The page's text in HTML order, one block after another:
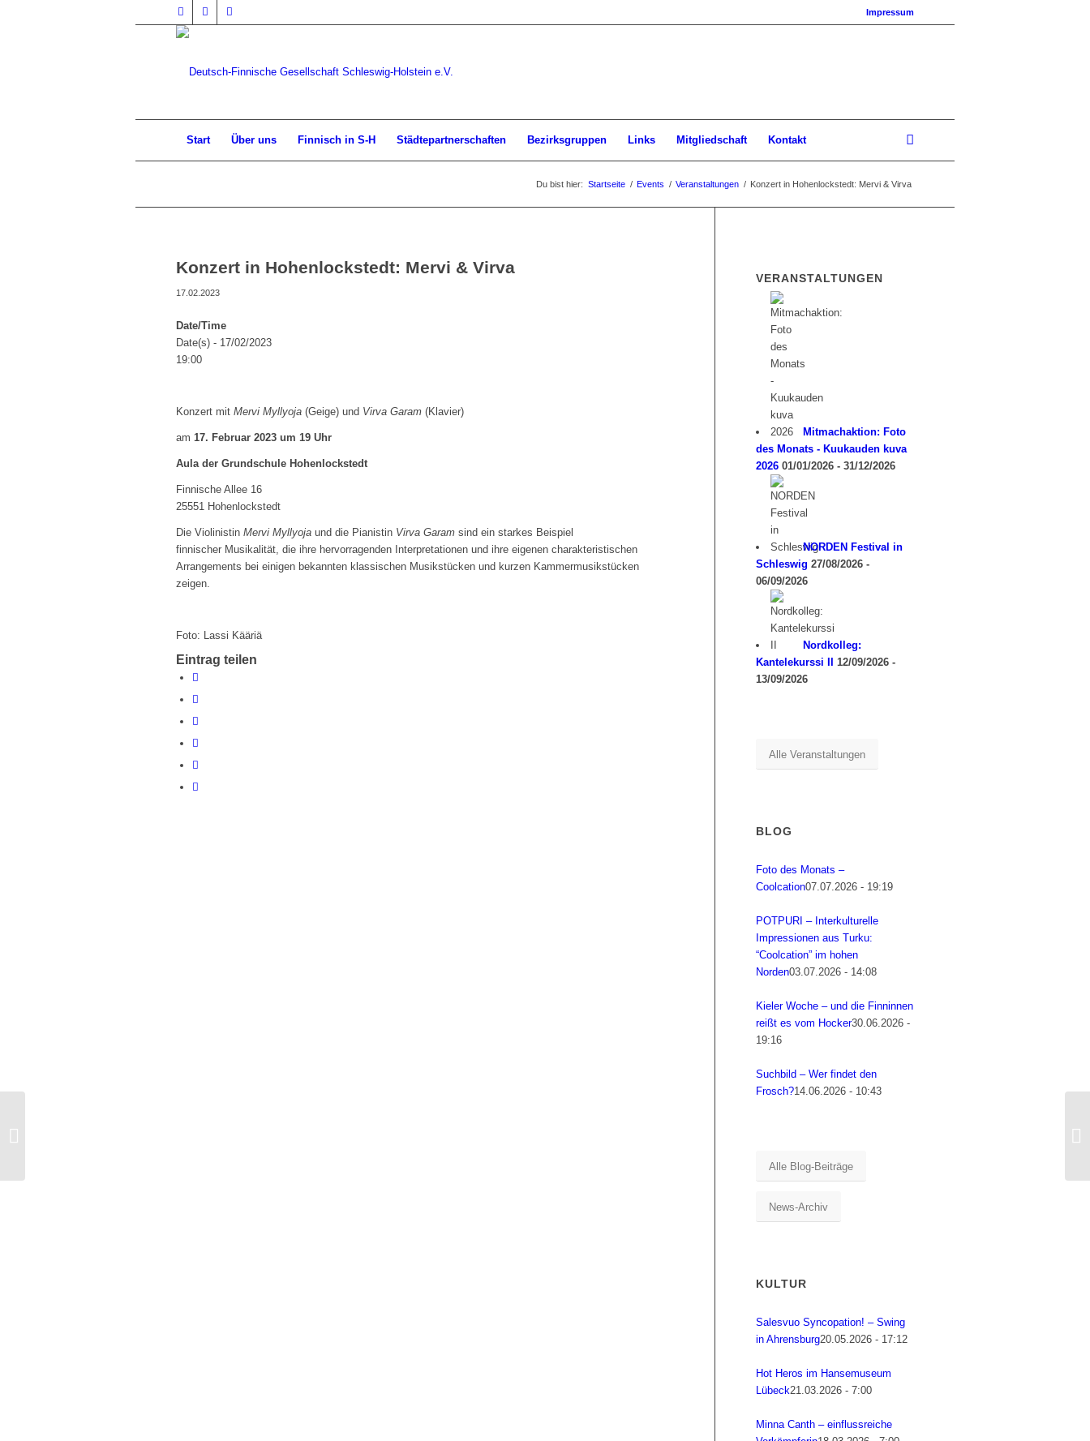
Impressum
Start Über uns Finnisch in S-H Städtepartnerschaften Bezirksgruppen Links Mitgliedschaft Kontakt
Du bist hier: Startseite / Events / Veranstaltungen / Konzert in Hohenlockstedt: Mervi & Virva
Konzert in Hohenlockstedt: Mervi & Virva
17.02.2023
Date/Time
Date(s) - 17/02/2023
19:00
Konzert mit Mervi Myllyoja (Geige) und Virva Garam (Klavier)
am 17. Februar 2023 um 19 Uhr
Aula der Grundschule Hohenlockstedt
Finnische Allee 16
25551 Hohenlockstedt
Die Violinistin Mervi Myllyoja und die Pianistin Virva Garam sind ein starkes Beispiel
finnischer Musikalität, die ihre hervorragenden Interpretationen und ihre eigenen charakteristischen
Arrangements bei einigen bekannten klassischen Musikstücken und kurzen Kammermusikstücken
zeigen.
Foto: Lassi Kääriä
Eintrag teilen
VERANSTALTUNGEN
Mitmachaktion: Foto
des Monats - Kuukauden kuva
2026 01/01/2026 - 31/12/2026
NORDEN Festival in
Schleswig 27/08/2026 -
06/09/2026
Nordkolleg:
Kantelekurssi II
12/09/2026 -
13/09/2026
Alle Veranstaltungen
BLOG
Foto des Monats –
Coolcation07.07.2026 - 19:19
POTPURI – Interkulturelle
Impressionen aus Turku:
“Coolcation” im hohen
Norden03.07.2026 - 14:08
Kieler Woche – und die Finninnen
reißt es vom Hocker30.06.2026 -
19:16
Suchbild – Wer findet den
Frosch?14.06.2026 - 10:43
Alle Blog-Beiträge
News-Archiv
KULTUR
Salesvuo Syncopation! – Swing
in Ahrensburg20.05.2026 - 17:12
Hot Heros im Hansemuseum
Lübeck21.03.2026 - 7:00
Minna Canth – einflussreiche